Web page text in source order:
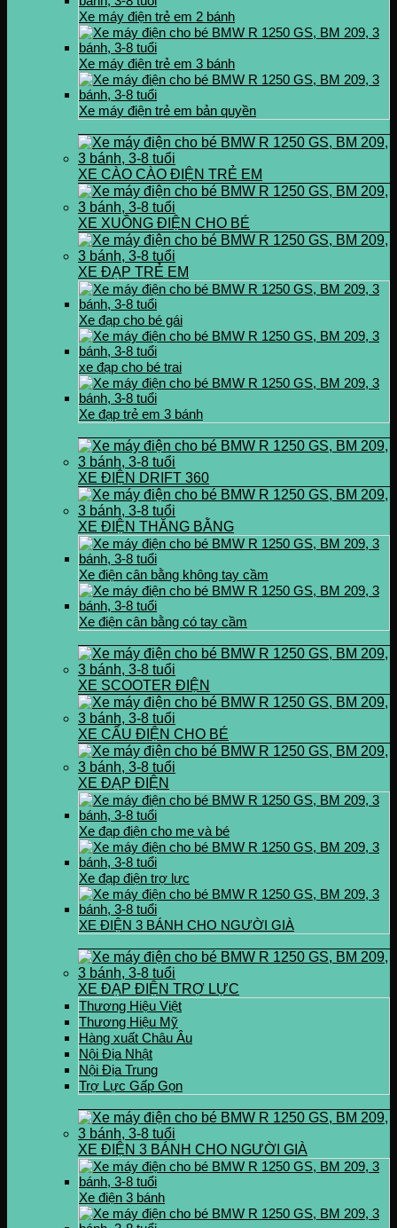
Xe máy điện trẻ em 2 bánh
Xe máy điện trẻ em 3 bánh
Xe máy điện trẻ em bản quyền
XE CÀO CÀO ĐIỆN TRẺ EM
XE XUỒNG ĐIỆN CHO BÉ
XE ĐẠP TRẺ EM
Xe đạp cho bé gái
xe đạp cho bé trai
Xe đạp trẻ em 3 bánh
XE ĐIỆN DRIFT 360
XE ĐIỆN THĂNG BẰNG
Xe điện cân bằng không tay cầm
Xe điện cân bằng có tay cầm
XE SCOOTER ĐIỆN
XE CẨU ĐIỆN CHO BÉ
XE ĐẠP ĐIỆN
Xe đạp điện cho mẹ và bé
Xe đạp điện trợ lực
XE ĐIỆN 3 BÁNH CHO NGƯỜI GIÀ
XE ĐẠP ĐIỆN TRỢ LỰC
Thương Hiệu Việt
Thương Hiệu Mỹ
Hàng xuất Châu Âu
Nội Địa Nhật
Nội Địa Trung
Trợ Lực Gấp Gọn
XE ĐIỆN 3 BÁNH CHO NGƯỜI GIÀ
Xe điện 3 bánh